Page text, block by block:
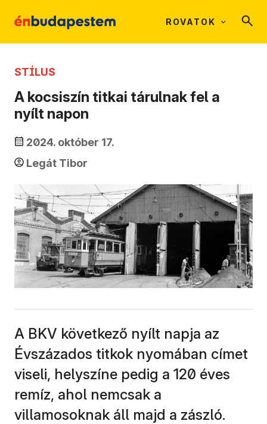
ROVATOK
STÍLUS
A kocsiszín titkai tárulnak fel a
nyílt napon
2024. október 17.
Legát Tibor
A BKV következő nyílt napja az
Évszázados titkok nyomában címet
viseli, helyszíne pedig a 120 éves
remíz, ahol nemcsak a
villamosoknak áll majd a zászló.